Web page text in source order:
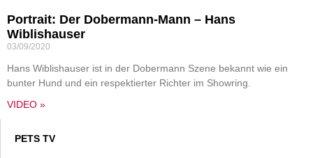
Portrait: Der Dobermann-Mann – Hans
Wiblishauser
03/09/2020
Hans Wiblishauser ist in der Dobermann Szene bekannt wie ein
bunter Hund und ein respektierter Richter im Showring.
VIDEO »
PETS TV